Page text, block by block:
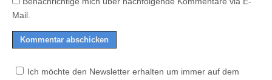
Mail.
Ich möchte den Newsletter erhalten um immer auf dem